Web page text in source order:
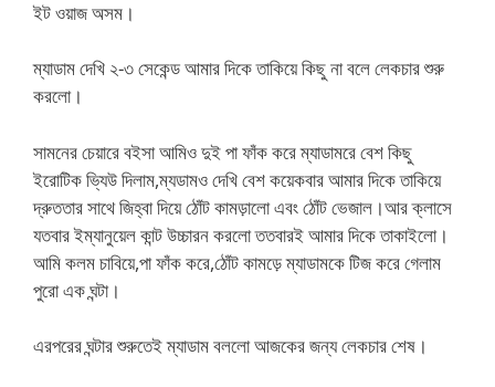
ইট ওয়াজ অসম।
ম্যাডাম দেখি ২-৩ সেকেন্ড আমার দিকে তাকিয়ে কিছু না বলে লেকচার শুরু
করলো।
সামনের চেয়ারে বইসা আমিও দুই পা ফাঁক করে ম্যাডামরে বেশ কিছু
ইরোটিক ভ্যিউ দিলাম,ম্যডামও দেখি বেশ কয়েকবার আমার দিকে তাকিয়ে
দ্রুততার সাথে জিহ্বা দিয়ে ঠোঁট কামড়ালো এবং ঠোঁট ভেজাল।আর ক্লাসে
যতবার ইম্যানুয়েল কান্ট উচ্চারন করলো ততবারই আমার দিকে তাকাইলো।
আমি কলম চাবিয়ে,পা ফাঁক করে,ঠোঁট কামড়ে ম্যাডামকে টিজ করে গেলাম
পুরো এক ঘন্টা।
এরপরের ঘন্টার শুরুতেই ম্যাডাম বললো আজকের জন্য লেকচার শেষ।